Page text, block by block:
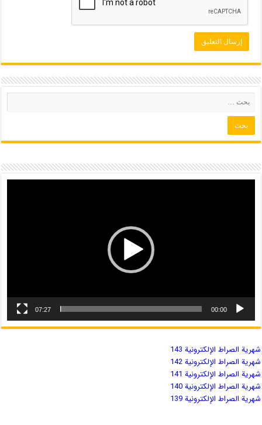
00:00
07:27
شهریة الصراط الإلكترونية 143
شهریة الصراط الإلكترونية 142
شهریة الصراط الإلكترونية 141
شهریة الصراط الإلكترونية 140
شهریة الصراط الإلكترونية 139